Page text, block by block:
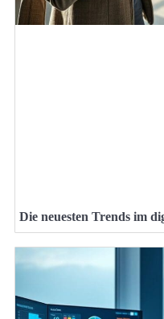
Die neuesten Trends im